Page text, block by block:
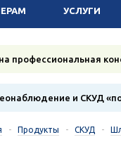
УСЛУГИ
профессиональная
и СКУД
- Продукты - СКУД -